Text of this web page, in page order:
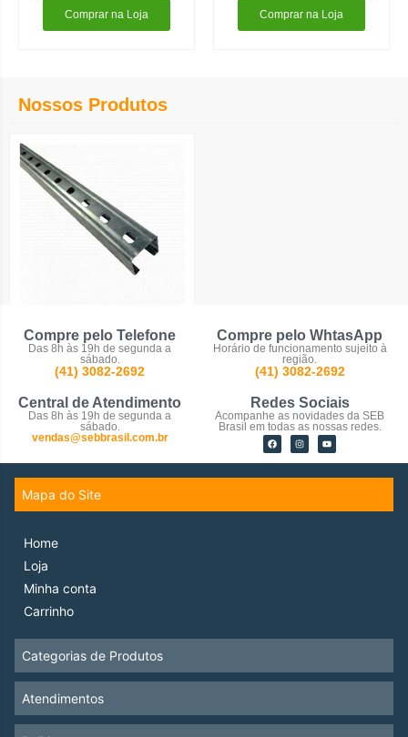
Comprar na Loja Comprar na Loja
Nossos Produtos
Compre pelo Telefone
Das 8h às 19h de segunda a
sábado.
(41) 3082-2692
Compre pelo WhtasApp
Horário de funcionamento sujeito à
região.
(41) 3082-2692
Central de Atendimento
Das 8h às 19h de segunda a
sábado.
vendas@sebbrasil.com.br
Redes Sociais
Acompanhe as novidades da SEB
Brasil em todas as nossas redes.
Mapa do Site
Categorias de Produtos
Atendimentos
Home
Loja
Minha conta
Carrinho